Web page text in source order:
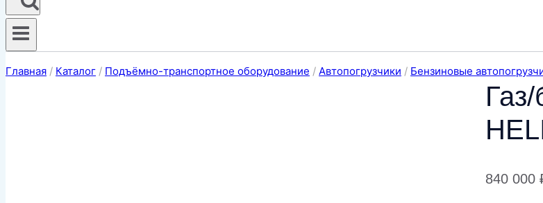
Главная / Каталог / Подъёмно-транспортное оборудование / Автопогрузчики / Бензиновые
840 000